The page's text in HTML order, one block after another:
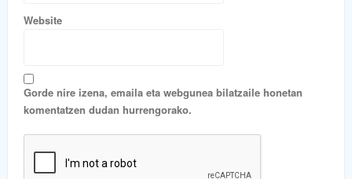
Website
Gorde nire izena, emaila eta webgunea bilatzaile honetan
komentatzen dudan hurrengorako.